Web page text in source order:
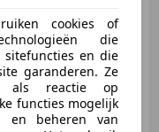
96 kW (131 PK)
cookies of
die
sitefuncties en die
garanderen. Ze
als reactie op
functies mogelijk
en beheren van